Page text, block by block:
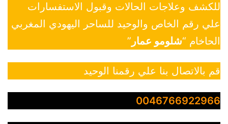
للكشف وعلاجات الحالات وقبول الاستفسارات
علي رقم الخاص والوحيد للساحر اليهودي المغربي
الحاخام “شلومو عمار ”
قم بالاتصال بنا علي رقمنا الوحيد
0046766922966